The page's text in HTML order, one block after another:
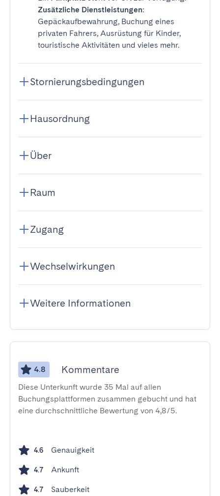
Zusätzliche Dienstleistungen:
Gepäckaufbewahrung, Buchung eines
privaten Fahrers, Ausrüstung für Kinder,
touristische Aktivitäten und vieles mehr.
Stornierungsbedingungen
Hausordnung
Über
Raum
Zugang
Wechselwirkungen
Weitere Informationen
4.8 Kommentare
Diese Unterkunft wurde 35 Mal auf allen
Buchungsplattformen zusammen gebucht und hat
eine durchschnittliche Bewertung von 4,8/5.
4.6 Genauigkeit
4.7 Ankunft
4.7 Sauberkeit